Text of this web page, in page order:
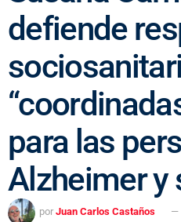
defiende
para las
Alzheimer y
por Juan Carlos Castaños